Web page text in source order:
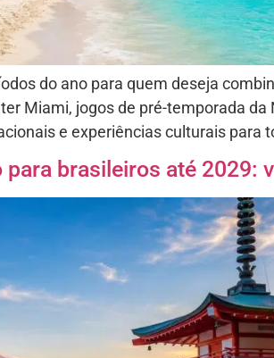
do ano para quem deseja
Miami, jogos de pré-temporada
e experiências culturais para
brasileiros até 2029: